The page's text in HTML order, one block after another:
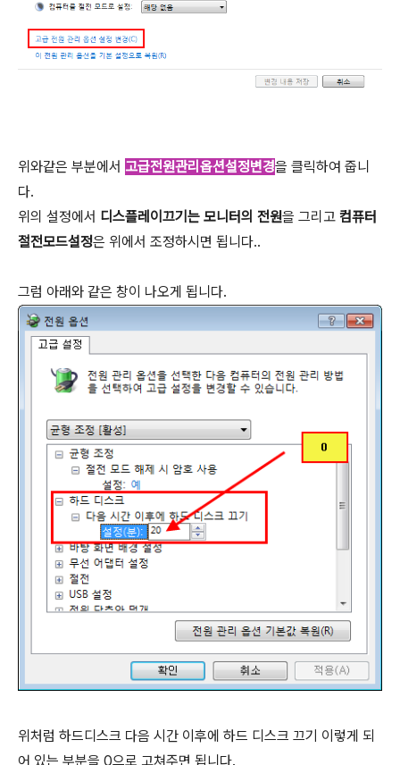
위와같은 부분에서 고급전원관리옵션설정변경을 클릭하여 줍니
다.
위의 설정에서 디스플레이끄기는 모니터의 전원을 그리고 컴퓨터
절전모드설정은 위에서 조정하시면 됩니다..
그럼 아래와 같은 창이 나오게 됩니다.
위처럼 하드디스크 다음 시간 이후에 하드 디스크 끄기 이렇게 되
어 있는 부분을 0으로 고쳐주면 됩니다.